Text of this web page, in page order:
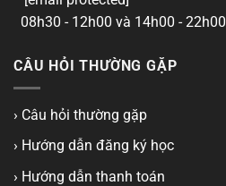
08h30 - 12h00 và 14h00 - 22h00
CÂU HỎI THƯỜNG GẶP
› Câu hỏi thường gặp
› Hướng dẫn đăng ký học
› Hướng dẫn thanh toán